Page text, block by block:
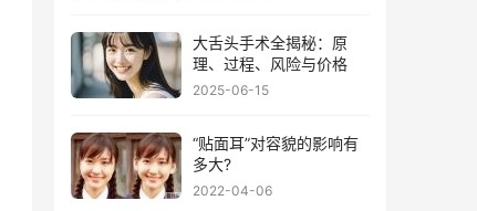
大舌头手术全揭秘：原
理、过程、风险与价格
2025-06-15
“贴面耳”对容貌的影响有
多大?
2022-04-06